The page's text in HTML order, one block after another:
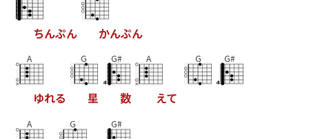
ちんぷん かんぷん
A
ゆれる
G
星
G#
数
A
えて
G G#
A G G#